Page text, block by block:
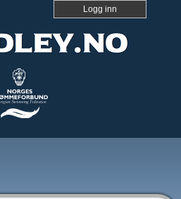
Logg inn